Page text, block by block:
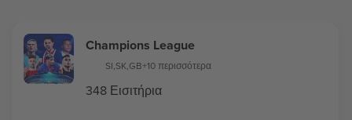
Champions League
SI,SK,GB+10 περισσότερα
348 Εισιτήρια